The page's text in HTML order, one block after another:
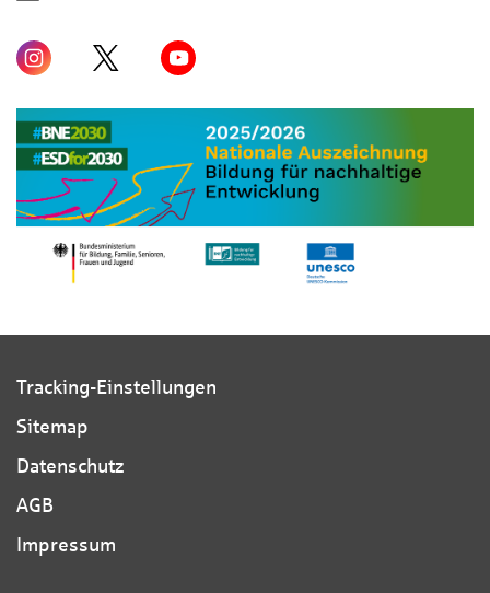
Tracking-Einstellungen
Sitemap
Datenschutz
AGB
Impressum